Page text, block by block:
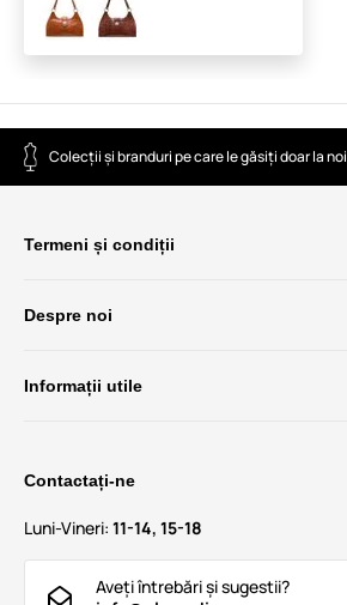
Colecții și branduri pe care le găsiți doar la noi
Termeni și condiții
Despre noi
Informații utile
Contactați-ne
Luni-Vineri: 11-14, 15-18
Aveți întrebări și sugestii?